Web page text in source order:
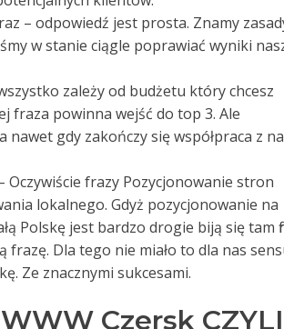
– odpowiedź jest prosta. Znamy
w stanie ciągle poprawiać wyniki
zależy od budżetu który chcesz
fraza powinna wejść do top 3. Ale
nawet gdy zakończy się współpraca z
Oczywiście frazy Pozycjonowanie stron
lokalnego. Gdyż pozycjonowanie na
Polskę jest bardzo drogie biją się tam
Dla tego nie miało to dla nas
Ze znacznymi sukcesami.
Czersk CZYLI